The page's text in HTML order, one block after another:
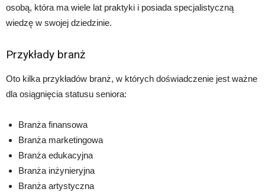
osobą, która ma wiele lat praktyki i posiada specjalistyczną
wiedzę w swojej dziedzinie.
Przykłady branż
Oto kilka przykładów branż, w których doświadczenie jest ważne
dla osiągnięcia statusu seniora:
Branża finansowa
Branża marketingowa
Branża edukacyjna
Branża inżynieryjna
Branża artystyczna